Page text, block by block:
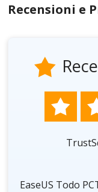
Recensioni e


EaseUS Todo